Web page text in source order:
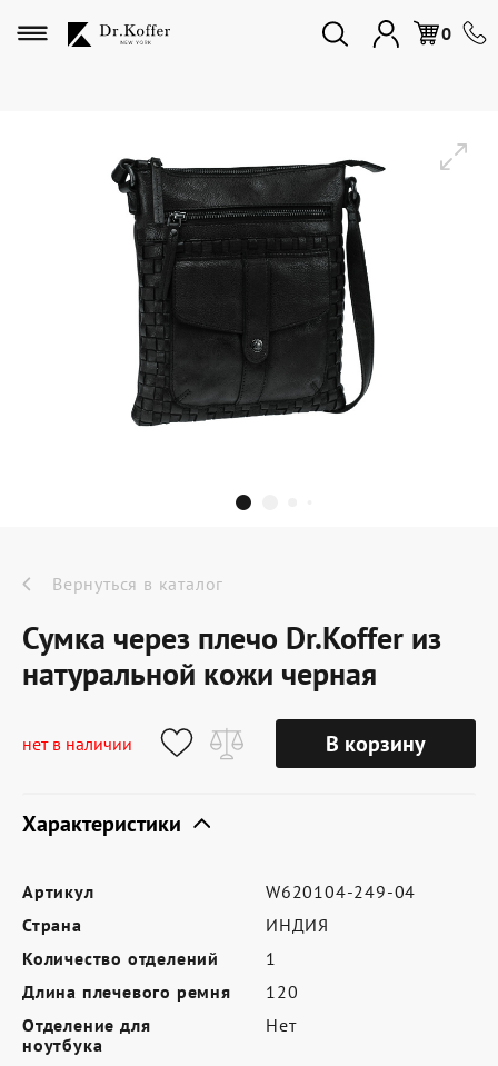
0
Избранное
Мужская коллекция
Женская коллекция
Подарки и сувениры
Подарочные карты
Dr.Koffer Outlet
Новинки
Акции
О компании
Оферта
Сертификат Dr.Koffer
Где купить
Партнерам
Вернуться в каталог
Сумка через плечо Dr.Koffer из
натуральной кожи черная
нет в наличии В корзину
Характеристики
Артикул
W620104-249-04
Страна
ИНДИЯ
Количество отделений
1
Длина плечевого ремня
120
Отделение для
ноутбука
Нет